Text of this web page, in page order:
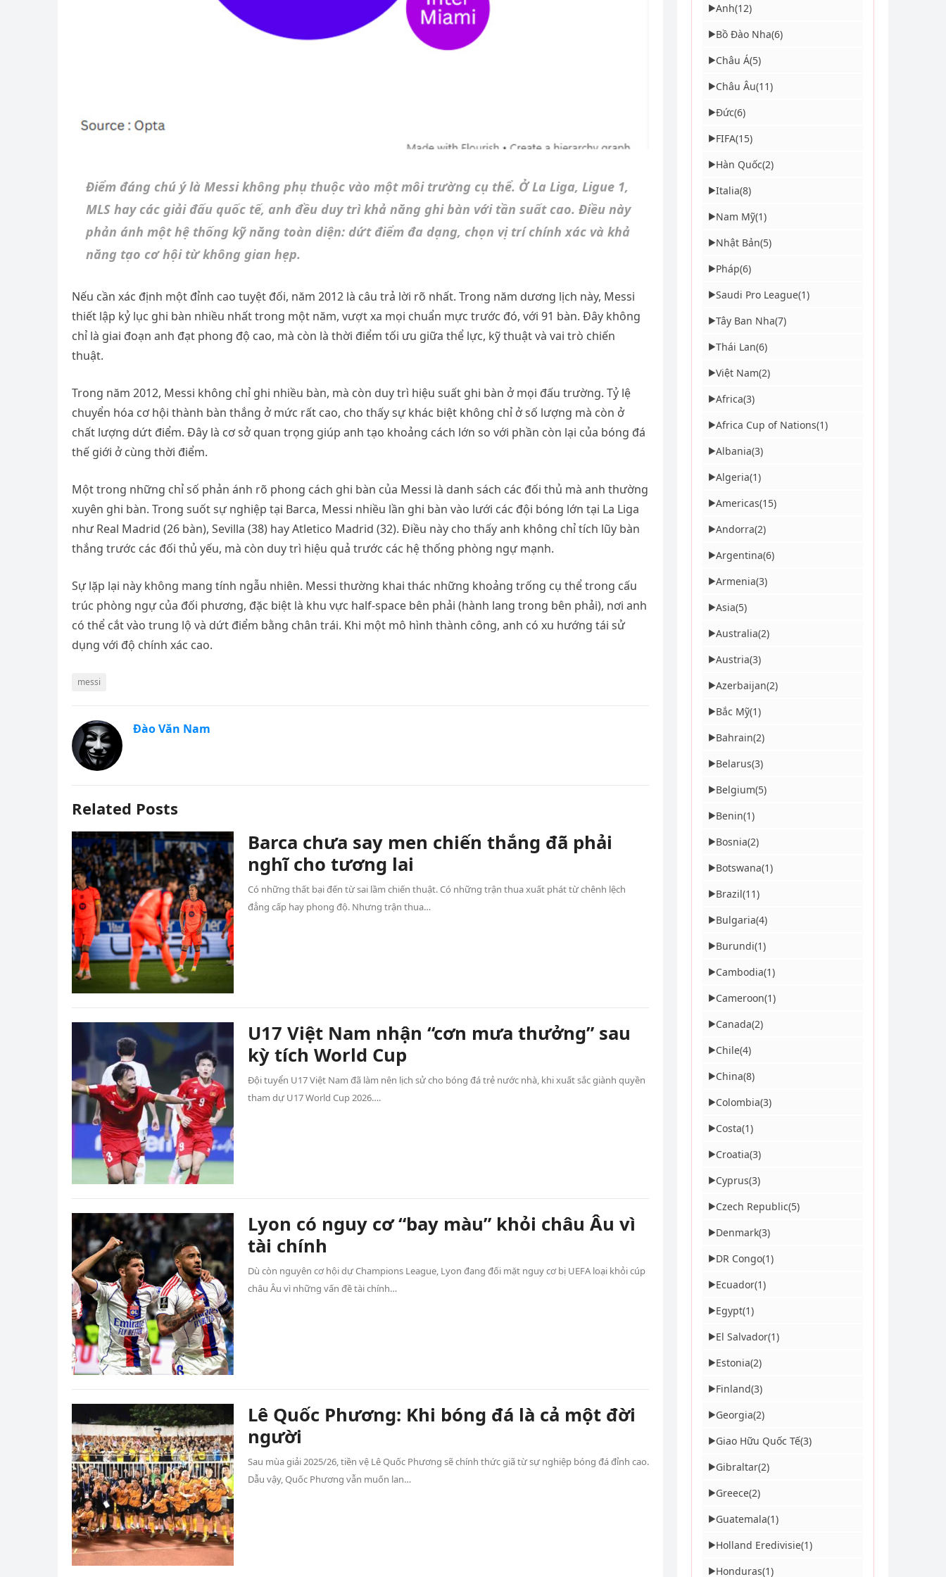
Điểm đáng chú ý là Messi không phụ thuộc vào một môi trường cụ thể. Ở La Liga, Ligue 1,
MLS hay các giải đấu quốc tế, anh đều duy trì khả năng ghi bàn với tần suất cao. Điều này
phản ánh một hệ thống kỹ năng toàn diện: dứt điểm đa dạng, chọn vị trí chính xác và khả
năng tạo cơ hội từ không gian hẹp.
Nếu cần xác định một đỉnh cao tuyệt đối, năm 2012 là câu trả lời rõ nhất. Trong năm dương lịch này, Messi
thiết lập kỷ lục ghi bàn nhiều nhất trong một năm, vượt xa mọi chuẩn mực trước đó, với 91 bàn. Đây không
chỉ là giai đoạn anh đạt phong độ cao, mà còn là thời điểm tối ưu giữa thể lực, kỹ thuật và vai trò chiến
thuật.
Trong năm 2012, Messi không chỉ ghi nhiều bàn, mà còn duy trì hiệu suất ghi bàn ở mọi đấu trường. Tỷ lệ
chuyển hóa cơ hội thành bàn thắng ở mức rất cao, cho thấy sự khác biệt không chỉ ở số lượng mà còn ở
chất lượng dứt điểm. Đây là cơ sở quan trọng giúp anh tạo khoảng cách lớn so với phần còn lại của bóng đá
thế giới ở cùng thời điểm.
Một trong những chỉ số phản ánh rõ phong cách ghi bàn của Messi là danh sách các đối thủ mà anh thường
xuyên ghi bàn. Trong suốt sự nghiệp tại Barca, Messi nhiều lần ghi bàn vào lưới các đội bóng lớn tại La Liga
như Real Madrid (26 bàn), Sevilla (38) hay Atletico Madrid (32). Điều này cho thấy anh không chỉ tích lũy bàn
thắng trước các đối thủ yếu, mà còn duy trì hiệu quả trước các hệ thống phòng ngự mạnh.
Sự lặp lại này không mang tính ngẫu nhiên. Messi thường khai thác những khoảng trống cụ thể trong cấu
trúc phòng ngự của đối phương, đặc biệt là khu vực half-space bên phải (hành lang trong bên phải), nơi anh
có thể cắt vào trung lộ và dứt điểm bằng chân trái. Khi một mô hình thành công, anh có xu hướng tái sử
dụng với độ chính xác cao.
messi
Đào Văn Nam
Related Posts
Barca chưa say men chiến thắng đã phải
nghĩ cho tương lai
Có những thất bại đến từ sai lầm chiến thuật. Có những trận thua xuất phát từ chênh lệch
đẳng cấp hay phong độ. Nhưng trận thua…
U17 Việt Nam nhận “cơn mưa thưởng” sau
kỳ tích World Cup
Đội tuyển U17 Việt Nam đã làm nên lịch sử cho bóng đá trẻ nước nhà, khi xuất sắc giành quyền
tham dự U17 World Cup 2026….
Lyon có nguy cơ “bay màu” khỏi châu Âu vì
tài chính
Dù còn nguyên cơ hội dự Champions League, Lyon đang đối mặt nguy cơ bị UEFA loại khỏi cúp
châu Âu vì những vấn đề tài chính…
Lê Quốc Phương: Khi bóng đá là cả một đời
người
Sau mùa giải 2025/26, tiền vệ Lê Quốc Phương sẽ chính thức giã từ sự nghiệp bóng đá đỉnh cao.
Dẫu vậy, Quốc Phương vẫn muốn lan…
▶Anh(12)
▶Bồ Đào Nha(6)
▶Châu Á(5)
▶Châu Âu(11)
▶Đức(6)
▶FIFA(15)
▶Hàn Quốc(2)
▶Italia(8)
▶Nam Mỹ(1)
▶Nhật Bản(5)
▶Pháp(6)
▶Saudi Pro League(1)
▶Tây Ban Nha(7)
▶Thái Lan(6)
▶Việt Nam(2)
▶Africa(3)
▶Africa Cup of Nations(1)
▶Albania(3)
▶Algeria(1)
▶Americas(15)
▶Andorra(2)
▶Argentina(6)
▶Armenia(3)
▶Asia(5)
▶Australia(2)
▶Austria(3)
▶Azerbaijan(2)
▶Bắc Mỹ(1)
▶Bahrain(2)
▶Belarus(3)
▶Belgium(5)
▶Benin(1)
▶Bosnia(2)
▶Botswana(1)
▶Brazil(11)
▶Bulgaria(4)
▶Burundi(1)
▶Cambodia(1)
▶Cameroon(1)
▶Canada(2)
▶Chile(4)
▶China(8)
▶Colombia(3)
▶Costa(1)
▶Croatia(3)
▶Cyprus(3)
▶Czech Republic(5)
▶Denmark(3)
▶DR Congo(1)
▶Ecuador(1)
▶Egypt(1)
▶El Salvador(1)
▶Estonia(2)
▶Finland(3)
▶Georgia(2)
▶Giao Hữu Quốc Tế(3)
▶Gibraltar(2)
▶Greece(2)
▶Guatemala(1)
▶Holland Eredivisie(1)
▶Honduras(1)